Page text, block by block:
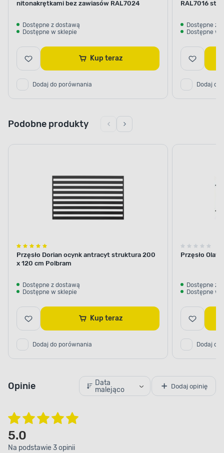
nitonakrętkami bez zawiasów RAL7024
Dostępne z dostawą
Dostępne w sklepie
Kup teraz
Dodaj do porównania
RAL7016
Dostępne z
Dostępne w
Dodaj do
Podobne produkty
Przęsło Dorian ocynk antracyt struktura 200
x 120 cm Polbram
Dostępne z dostawą
Dostępne w sklepie
Kup teraz
Dodaj do porównania
Przęsło Olaf
Dostępne z
Dostępne w
Dodaj do
Opinie
Data
malejąco
Dodaj opinię
5.0
Na podstawie 3 opinii